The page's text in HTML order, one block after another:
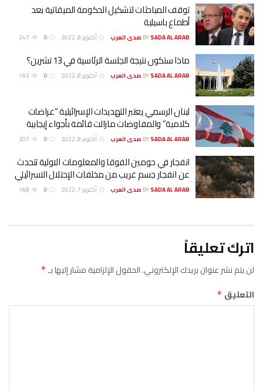
توقف المباحثات لتشكيل الحكومة الميقاتية بعد
أطماع باسيلية
BYSADA AL ARAB صدى العرب أكتوبر 8, 2022
ماذا ستكون نتيجة الجلسة الرئاسية في 13 تشرين؟
BYSADA AL ARAB صدى العرب أكتوبر 8, 2022
لبنان الرسمي يعتبر التهديدات الإسرائيلية “عراضات
كلامية” والمفاوضات مازالت قائمة بأجواء إيجابية
BYSADA AL ARAB صدى العرب أكتوبر 8, 2022
انفجار في حومين الفوقا والمعلومات الاولية تتحدث
عن انفجار جسم غريب من مخلفات الإحتلال الاسرائيلي
BYSADA AL ARAB صدى العرب أكتوبر 7, 2022
اترك تعليقاً
لن يتم نشر عنوان بريدك الإلكتروني.الحقول الإلزامية مشار إليها بـ*
التعليق *